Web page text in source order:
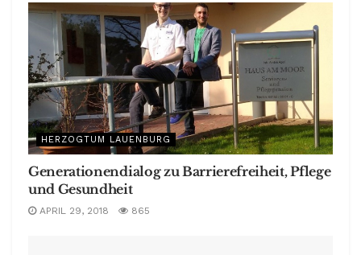
HERZOGTUM LAUENBURG
Generationendialog zu Barrierefreiheit, Pflege
und Gesundheit
APRIL 29, 2018 865